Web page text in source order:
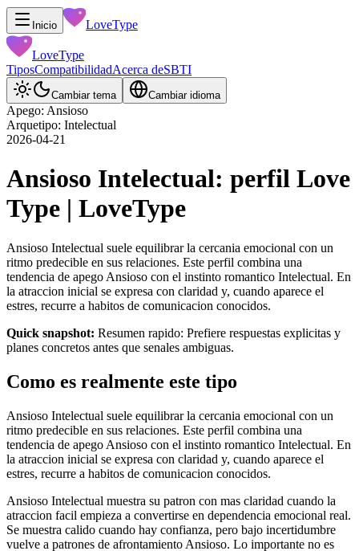
Inicio LoveType
LoveType
TiposCompatibilidadAcerca deSBTI
Cambiar tema Cambiar idioma
Apego: Ansioso
Arquetipo: Intelectual
2026-04-21
Ansioso Intelectual: perfil Love
Type | LoveType
Ansioso Intelectual suele equilibrar la cercania emocional con un
ritmo predecible en sus relaciones. Este perfil combina una
tendencia de apego Ansioso con el instinto romantico Intelectual. En
la atraccion inicial se expresa con claridad y, cuando aparece el
estres, recurre a habitos de comunicacion conocidos.
Quick snapshot: Resumen rapido: Prefiere respuestas explicitas y
planes concretos antes que senales ambiguas.
Como es realmente este tipo
Ansioso Intelectual suele equilibrar la cercania emocional con un
ritmo predecible en sus relaciones. Este perfil combina una
tendencia de apego Ansioso con el instinto romantico Intelectual. En
la atraccion inicial se expresa con claridad y, cuando aparece el
estres, recurre a habitos de comunicacion conocidos.
Ansioso Intelectual muestra su patron con mas claridad cuando la
atraccion facil empieza a convertirse en dependencia emocional real.
Se muestra calido cuando hay confianza, pero bajo incertidumbre
vuelve a patrones de afrontamiento Ansioso. Lo importante no es